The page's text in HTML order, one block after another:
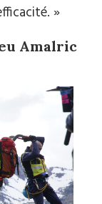
»
Amalric